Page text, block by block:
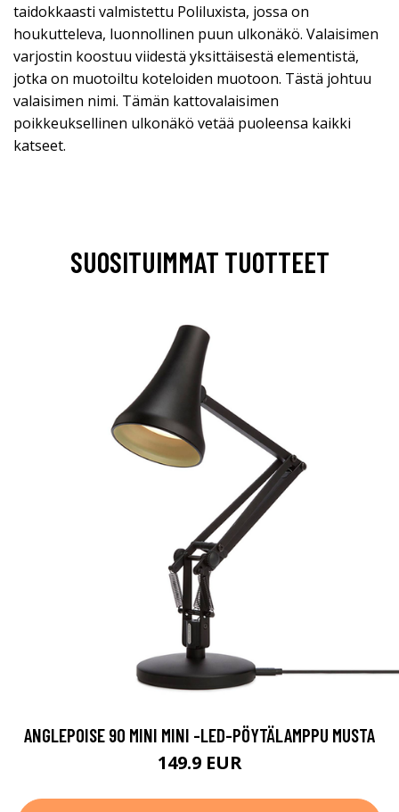
taidokkaasti valmistettu Poliluxista, jossa on
houkutteleva, luonnollinen puun ulkonäkö. Valaisimen
varjostin koostuu viidestä yksittäisestä elementistä,
jotka on muotoiltu koteloiden muotoon. Tästä johtuu
valaisimen nimi. Tämän kattovalaisimen
poikkeuksellinen ulkonäkö vetää puoleensa kaikki
katseet.
SUOSITUIMMAT TUOTTEET
ANGLEPOISE 90 MINI MINI -LED-PÖYTÄLAMPPU MUSTA
149.9 EUR